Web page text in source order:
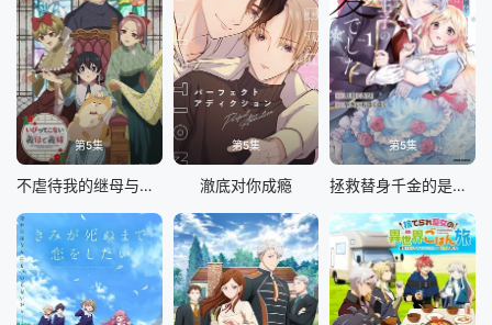
第5集
不虐待我的继母与继姐
第5集
澈底对你成瘾
第5集
拯救替身千金的是冷酷无情冰之王子的爱